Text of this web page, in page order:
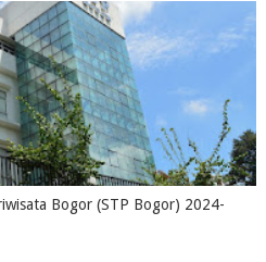
Bogor (STP Bogor) 2024-